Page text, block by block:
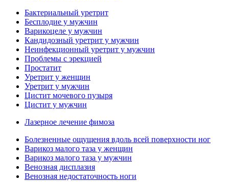
Бактериальный уретрит
Бесплодие у мужчин
Варикоцеле у мужчин
Кандидозный уретрит у мужчин
Неинфекционный уретрит у мужчин
Проблемы с эрекцией
Простатит
Уретрит у женщин
Уретрит у мужчин
Цистит мочевого пузыря
Цистит у мужчин
Лазерное лечение фимоза
Болезненные ощущения вдоль всей поверхности ног
Варикоз малого таза у женщин
Варикоз малого таза у мужчин
Венозная дисплазия
Венозная недостаточность ноги